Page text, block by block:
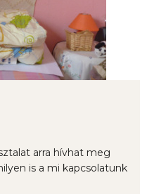
arra hívhat meg
is a mi kapcsolatunk